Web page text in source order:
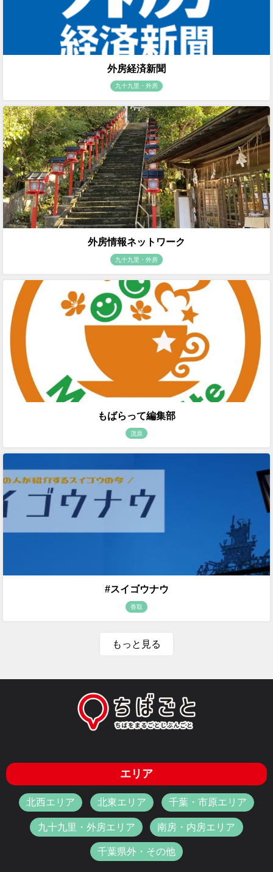
外房経済新聞
九十九里・外房
外房情報ネットワーク
九十九里・外房
もばらって編集部
茂原
#スイゴウナウ
香取
もっと見る
エリア
北西エリア 北東エリア 千葉・市原エリア
九十九里・外房エリア 南房・内房エリア
千葉県外・その他